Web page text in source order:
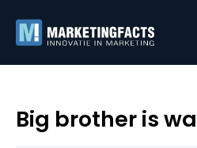
Big brother is